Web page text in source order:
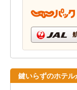
鍵いらずのホテ